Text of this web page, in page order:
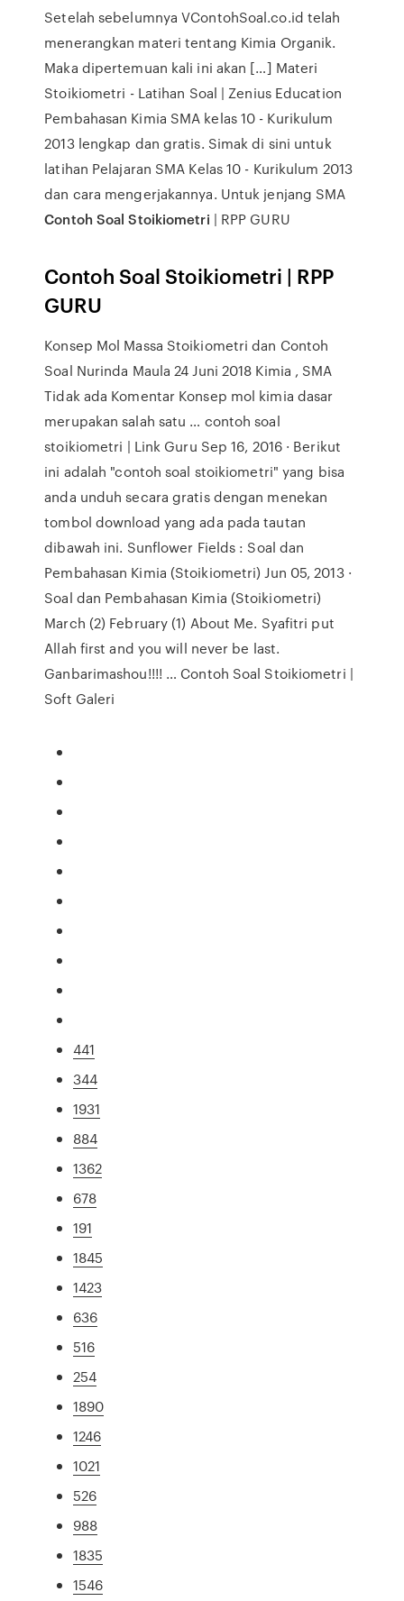
Setelah sebelumnya VContohSoal.co.id telah
menerangkan materi tentang Kimia Organik.
Maka dipertemuan kali ini akan […] Materi
Stoikiometri - Latihan Soal | Zenius Education
Pembahasan Kimia SMA kelas 10 - Kurikulum
2013 lengkap dan gratis. Simak di sini untuk
latihan Pelajaran SMA Kelas 10 - Kurikulum 2013
dan cara mengerjakannya. Untuk jenjang SMA
Contoh Soal Stoikiometri | RPP GURU
Contoh Soal Stoikiometri | RPP
GURU
Konsep Mol Massa Stoikiometri dan Contoh
Soal Nurinda Maula 24 Juni 2018 Kimia , SMA
Tidak ada Komentar Konsep mol kimia dasar
merupakan salah satu … contoh soal
stoikiometri | Link Guru Sep 16, 2016 · Berikut
ini adalah "contoh soal stoikiometri" yang bisa
anda unduh secara gratis dengan menekan
tombol download yang ada pada tautan
dibawah ini. Sunflower Fields : Soal dan
Pembahasan Kimia (Stoikiometri) Jun 05, 2013 ·
Soal dan Pembahasan Kimia (Stoikiometri)
March (2) February (1) About Me. Syafitri put
Allah first and you will never be last.
Ganbarimashou!!!! … Contoh Soal Stoikiometri |
Soft Galeri
441
344
1931
884
1362
678
191
1845
1423
636
516
254
1890
1246
1021
526
988
1835
1546